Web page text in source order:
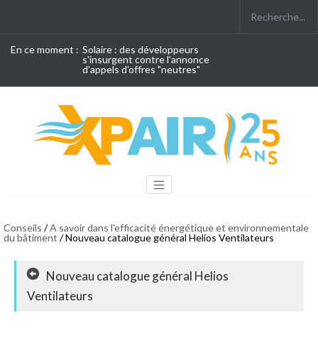
En ce moment : Solaire : des développeurs
s'insurgent contre l'annonce
d'appels d'offres "neutres"
Conseils /A savoir dans l'efficacité énergétique et environnementale
du bâtiment / Nouveau catalogue général Helios Ventilateurs
Nouveau catalogue général Helios
Ventilateurs